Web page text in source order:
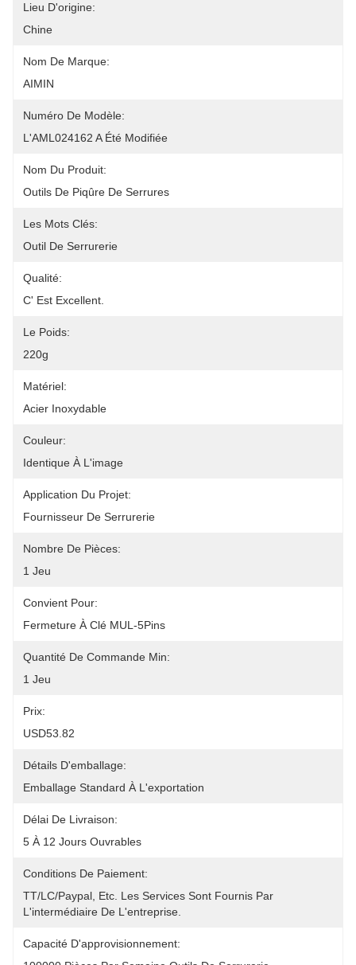
Lieu D'origine:
Chine
Nom De Marque:
AIMIN
Numéro De Modèle:
L'AML024162 A Été Modifiée
Nom Du Produit:
Outils De Piqûre De Serrures
Les Mots Clés:
Outil De Serrurerie
Qualité:
C' Est Excellent.
Le Poids:
220g
Matériel:
Acier Inoxydable
Couleur:
Identique À L'image
Application Du Projet:
Fournisseur De Serrurerie
Nombre De Pièces:
1 Jeu
Convient Pour:
Fermeture À Clé MUL-5Pins
Quantité De Commande Min:
1 Jeu
Prix:
USD53.82
Détails D'emballage:
Emballage Standard À L'exportation
Délai De Livraison:
5 À 12 Jours Ouvrables
Conditions De Paiement:
TT/LC/paypal, Etc. Les Services Sont Fournis Par
L'intermédiaire De L'entreprise.
Capacité D'approvisionnement: